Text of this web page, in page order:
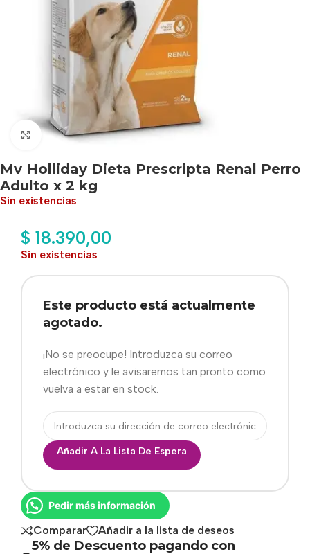
Haga clic para ampliar
Mv Holliday Dieta Prescripta Renal Perro
Adulto x 2 kg
Sin existencias
$ 18.390,00
Sin existencias
Este producto está actualmente
agotado.
¡No se preocupe! Introduzca su correo
electrónico y le avisaremos tan pronto como
vuelva a estar en stock.
Añadir A La Lista De Espera
Pedir más información
Comparar Añadir a la lista de deseos
5% de Descuento pagando con